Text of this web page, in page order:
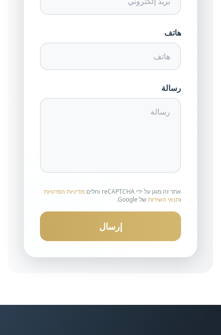
هاتف
رسالة
אתר זה מוגן על ידי reCAPTCHA וחלים
מדיניות הפרטיות
ותנאי השירותשל Google.
إرسال